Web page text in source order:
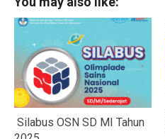
Silabus OSN SD MI Tahun